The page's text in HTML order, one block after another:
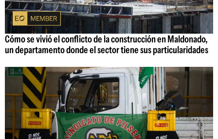
Cómo se vivió el conflicto de la construcción en Maldonado,
un departamento donde el sector tiene sus particularidades